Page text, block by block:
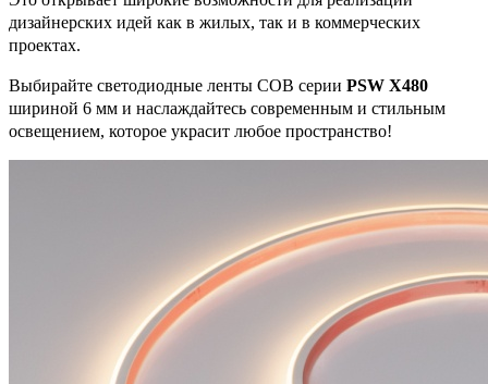
дизайнерских идей как в жилых, так и в коммерческих
проектах.
Выбирайте светодиодные ленты COB серии PSW X480
шириной 6 мм и наслаждайтесь современным и стильным
освещением, которое украсит любое пространство!